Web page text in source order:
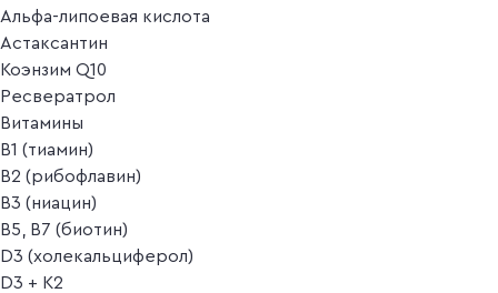
Альфа-липоевая кислота
Астаксантин
Коэнзим Q10
Ресвератрол
Витамины
B1 (тиамин)
B2 (рибофлавин)
B3 (ниацин)
B5, B7 (биотин)
D3 (холекальциферол)
D3 + K2